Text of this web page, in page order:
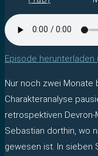
Episode herunterladen
Nur noch zwei Monate
Charakteranalyse
retrospektiven
Sebastian dorthin, wo
gewesen ist. In sieben